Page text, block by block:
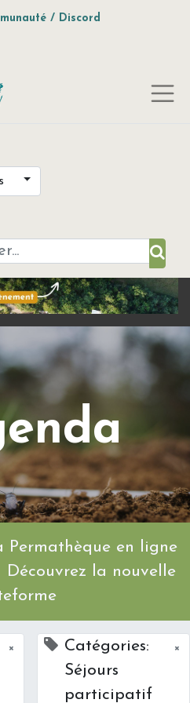
/ Discord
en ligne
Découvrez la nouvelle
×
Catégories:
Séjours
participatif
×